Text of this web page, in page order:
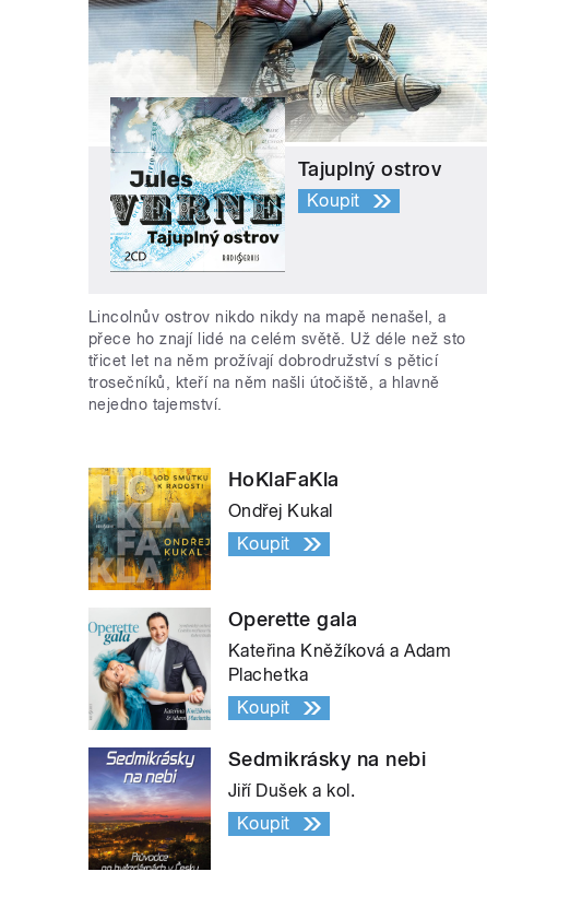
Tajuplný ostrov
Koupit
Lincolnův ostrov nikdo nikdy na mapě nenašel, a
přece ho znají lidé na celém světě. Už déle než sto
třicet let na něm prožívají dobrodružství s pěticí
trosečníků, kteří na něm našli útočiště, a hlavně
nejedno tajemství.
HoKlaFaKla
Ondřej Kukal
Koupit
Operette gala
Kateřina Kněžíková a Adam
Plachetka
Koupit
Sedmikrásky na nebi
Jiří Dušek a kol.
Koupit